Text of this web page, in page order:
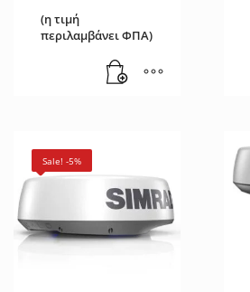
(η τιμή
περιλαμβάνει ΦΠΑ)
Sale! -5%